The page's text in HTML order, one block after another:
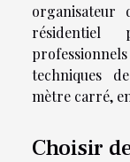
organisateur
résidentiel
techniques
mètre carré,
Choisir